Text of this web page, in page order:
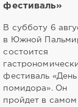
фестиваль»
В субботу 6
в Южной
состоится
фестиваль «День
помидора». Он
пройдет в самом